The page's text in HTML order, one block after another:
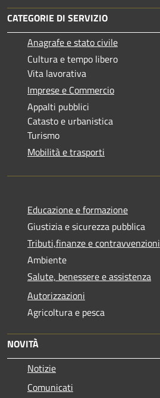
CATEGORIE DI SERVIZIO
Anagrafe e stato civile
Cultura e tempo libero
Vita lavorativa
Imprese e Commercio
Appalti pubblici
Catasto e urbanistica
Turismo
Mobilità e trasporti
Educazione e formazione
Giustizia e sicurezza pubblica
Tributi,finanze e contravvenzioni
Ambiente
Salute, benessere e assistenza
Autorizzazioni
Agricoltura e pesca
NOVITÀ
Notizie
Comunicati